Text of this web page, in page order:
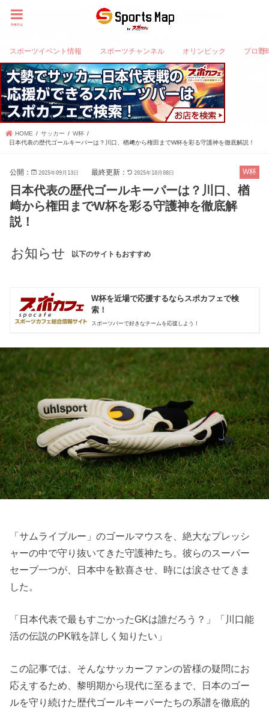
menu
スポーツイベント情報 スポーツチャンネル オリンピック プロ野
HOME サッカー
W杯
日本代表の歴代ゴールキーパーは？川口、楢﨑から権田までW杯を彩る守護神を徹底解説！
W杯
公開： 2025年09月13日 最終更新： 2025年10月08日
日本代表の歴代ゴールキーパーは？川口、楢
﨑から権田までW杯を彩る守護神を徹底解
説！
お知らせ 以下のサイトもおすすめ
W杯を近場で応援するならスポカフェで検
索！
スポーツバーで好きなチームを応援しよう！
「サムライブルー」のゴールマウスを、絶大なプレッシ
ャーの中で守り抜いてきた守護神たち。彼らのスーパー
セーブ一つが、日本中を歓喜させ、時には涙させてきま
した。
「日本代表で最もすごかったGKは誰だろう？」「川口能
活の伝説のPK戦を詳しく知りたい」
この記事では、そんなサッカーファンの皆様の疑問にお
応えするため、黎明期から現代に至るまで、日本のゴー
ルを守り続けた歴代ゴールキーパーたちの系譜を徹底的